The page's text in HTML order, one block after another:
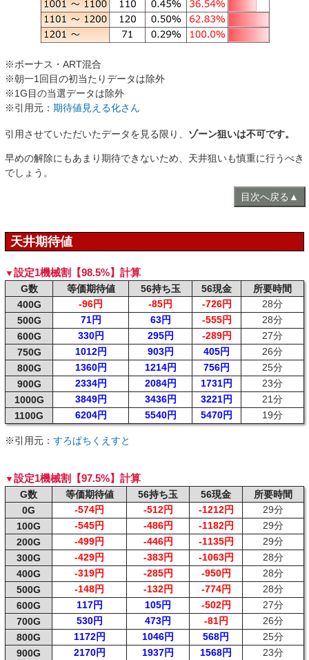
※ボーナス・ART混合
※朝一1回目の初当たりデータは除外
※1G目の当選データは除外
※引用元： 期待値見える化さん
引用させていただいたデータを見る限り、 ゾーン狙いは不可です。
早めの解除にもあまり期待できないため、天井狙いも慎重に行うべき
でしょう。
目次へ戻る▲
天井期待値
設定1機械割【98.5%】計算
G数 等価期待値 56持ち玉 56現金
所要時間
400G
-96円 -85円 -726円
28分
500G
71円 63円 -555円
28分
600G
330円 295円 -289円
27分
750G
1012円 903円 405円
26分
800G
1360円 1214円 756円
25分
900G
2334円 2084円 1731円
23分
1000G
3849円 3436円 3221円
21分
1100G
6204円 5540円 5470円 19分
※引用元： すろぱちくえすと
設定1機械割【97.5%】計算
G数 等価期待値 56持ち玉 56現金
所要時間
0G
-574円 -512円 -1212円
29分
100G
-545円 -486円 -1182円
29分
200G
-499円 -446円 -1135円
29分
300G
-429円 -383円 -1063円
28分
400G
-319円 -285円 -950円
28分
500G
-148円 -132円 -774円
28分
600G
117円 105円 -502円
27分
700G
530円 473円 -81円
26分
800G
1172円 1046円 568円
25分
900G
2170円 1937円 1568円
23分